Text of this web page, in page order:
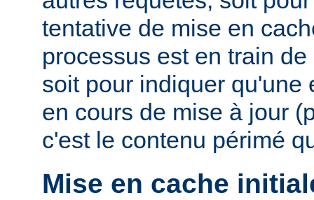
tentative de mise en
processus est en train
soit pour indiquer qu'une
en cours de mise à jour
c'est le contenu périmé
Mise en cache